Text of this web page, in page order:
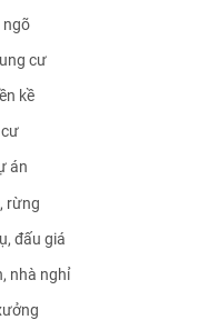
ngõ
cư
kề
án
rừng
đấu giá
nhà nghỉ